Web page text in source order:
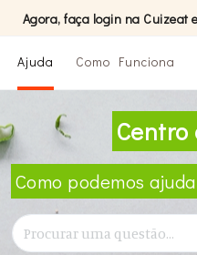
Agora, faça login na Cuizeat
Ajuda Como Funciona
Centro
Como podemos